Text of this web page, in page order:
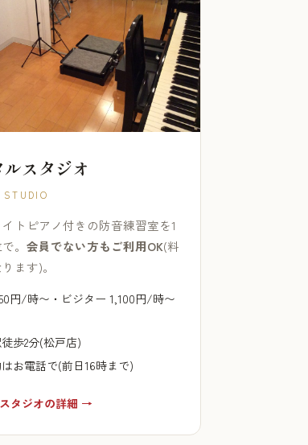
ルスタジオ
STUDIO
トピアノ付きの防音練習室を1
。 会員でない方もご利用OK(料
ます)。
円/時〜・ビジター 1,100円/時〜
歩2分(松戸店)
お電話で(前日16時まで)
タジオの詳細 →